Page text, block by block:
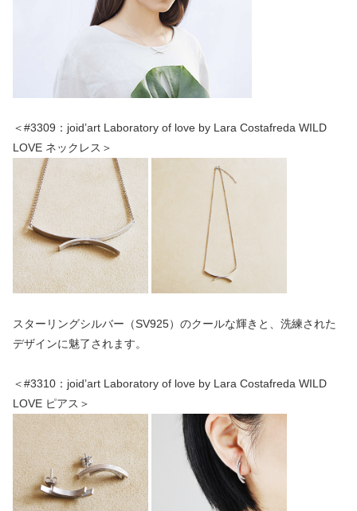
＜#3309：joid’art Laboratory of love by Lara Costafreda WILD
LOVE ネックレス＞
スターリングシルバー（SV925）のクールな輝きと、洗練された
デザインに魅了されます。
＜#3310：joid’art Laboratory of love by Lara Costafreda WILD
LOVE ピアス＞